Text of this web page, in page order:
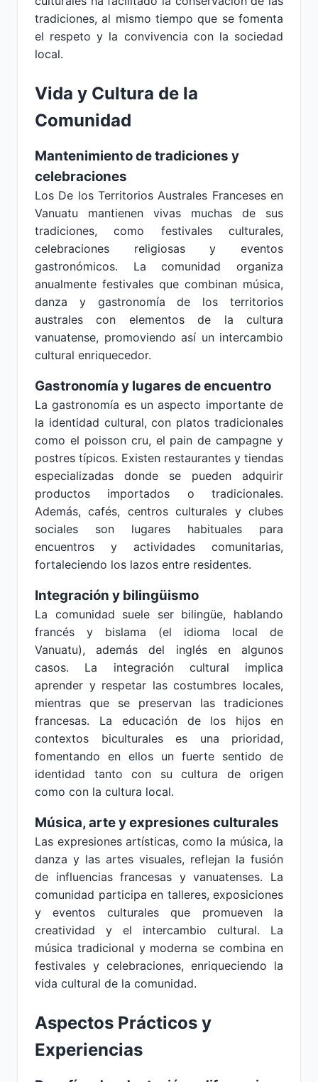
tradiciones, al mismo tiempo que se fomenta
el respeto y la convivencia con la sociedad
local.
Vida y Cultura de la
Comunidad
Mantenimiento de tradiciones y
celebraciones
Los De los Territorios Australes Franceses en
Vanuatu mantienen vivas muchas de sus
tradiciones, como festivales culturales,
celebraciones religiosas y eventos
gastronómicos. La comunidad organiza
anualmente festivales que combinan música,
danza y gastronomía de los territorios
australes con elementos de la cultura
vanuatense, promoviendo así un intercambio
cultural enriquecedor.
Gastronomía y lugares de encuentro
La gastronomía es un aspecto importante de
la identidad cultural, con platos tradicionales
como el poisson cru, el pain de campagne y
postres típicos. Existen restaurantes y tiendas
especializadas donde se pueden adquirir
productos importados o tradicionales.
Además, cafés, centros culturales y clubes
sociales son lugares habituales para
encuentros y actividades comunitarias,
fortaleciendo los lazos entre residentes.
Integración y bilingüismo
La comunidad suele ser bilingüe, hablando
francés y bislama (el idioma local de
Vanuatu), además del inglés en algunos
casos. La integración cultural implica
aprender y respetar las costumbres locales,
mientras que se preservan las tradiciones
francesas. La educación de los hijos en
contextos biculturales es una prioridad,
fomentando en ellos un fuerte sentido de
identidad tanto con su cultura de origen
como con la cultura local.
Música, arte y expresiones culturales
Las expresiones artísticas, como la música, la
danza y las artes visuales, reflejan la fusión
de influencias francesas y vanuatenses. La
comunidad participa en talleres, exposiciones
y eventos culturales que promueven la
creatividad y el intercambio cultural. La
música tradicional y moderna se combina en
festivales y celebraciones, enriqueciendo la
vida cultural de la comunidad.
Aspectos Prácticos y
Experiencias